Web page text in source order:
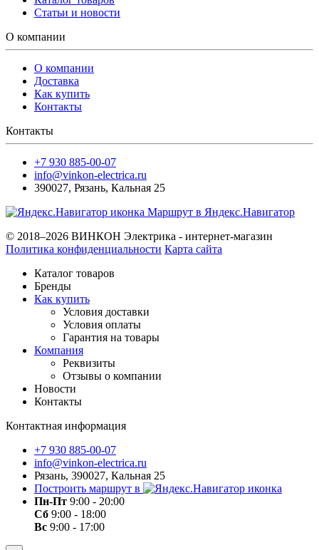
Статьи и новости
О компании
О компании
Доставка
Как купить
Контакты
Контакты
+7 930 885-00-07
info@vinkon-electrica.ru
390027, Рязань, Кальная 25
Маршрут в Яндекс.Навигатор
© 2018–2026 ВИНКОН Электрика - интернет-магазин
Политика конфиденциальности Карта сайта
Каталог товаров
Бренды
Как купить
Условия доставки
Условия оплаты
Гарантия на товары
Компания
Реквизиты
Отзывы о компании
Новости
Контакты
Контактная информация
+7 930 885-00-07
info@vinkon-electrica.ru
Рязань, 390027, Кальная 25
Построить маршрут в
Пн-Пт 9:00 - 20:00
Сб 9:00 - 18:00
Вс 9:00 - 17:00